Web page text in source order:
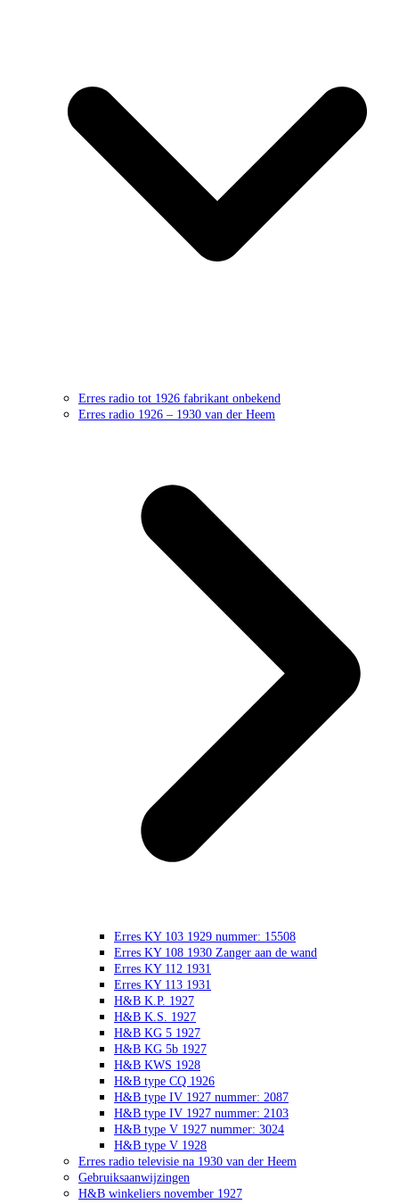
Erres radio tot 1926 fabrikant onbekend
Erres radio 1926 – 1930 van der Heem
Erres KY 103 1929 nummer: 15508
Erres KY 108 1930 Zanger aan de wand
Erres KY 112 1931
Erres KY 113 1931
H&B K.P. 1927
H&B K.S. 1927
H&B KG 5 1927
H&B KG 5b 1927
H&B KWS 1928
H&B type CQ 1926
H&B type IV 1927 nummer: 2087
H&B type IV 1927 nummer: 2103
H&B type V 1927 nummer: 3024
H&B type V 1928
Erres radio televisie na 1930 van der Heem
Gebruiksaanwijzingen
H&B winkeliers november 1927